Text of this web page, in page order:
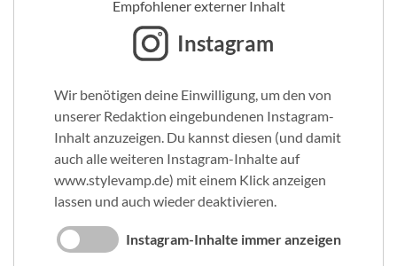
Empfohlener externer Inhalt
Instagram
Wir benötigen deine Einwilligung, um den von
unserer Redaktion eingebundenen Instagram-
Inhalt anzuzeigen. Du kannst diesen (und damit
auch alle weiteren Instagram-Inhalte auf
www.stylevamp.de) mit einem Klick anzeigen
lassen und auch wieder deaktivieren.
Instagram-Inhalte immer anzeigen